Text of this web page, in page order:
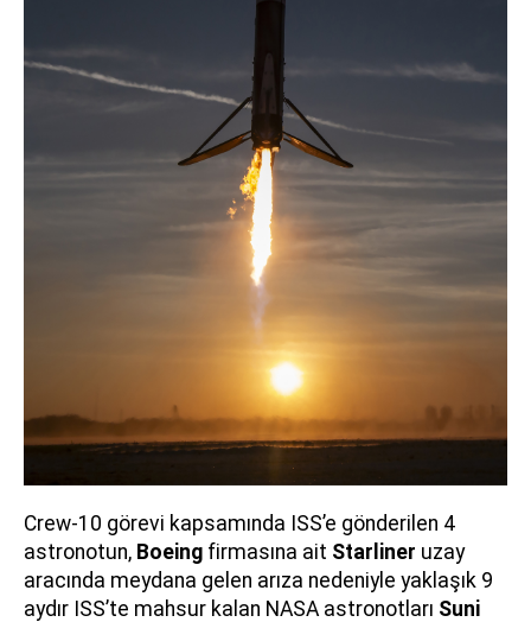
Crew-10 görevi kapsamında ISS’e gönderilen 4
astronotun, Boeing firmasına ait Starliner uzay
aracında meydana gelen arıza nedeniyle yaklaşık 9
aydır ISS’te mahsur kalan NASA astronotları Suni